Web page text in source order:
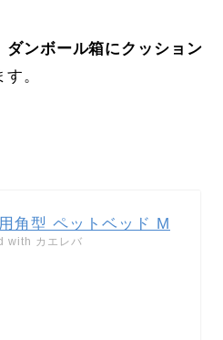
ダンボール箱にクッション
。
角型 ペットベッド M
with カエレバ